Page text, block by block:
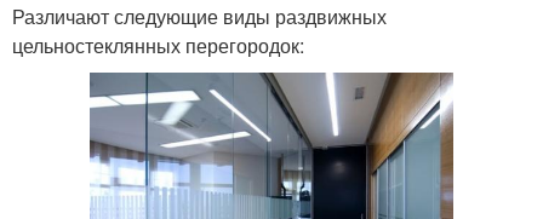
Различают следующие виды раздвижных
цельностеклянных перегородок: